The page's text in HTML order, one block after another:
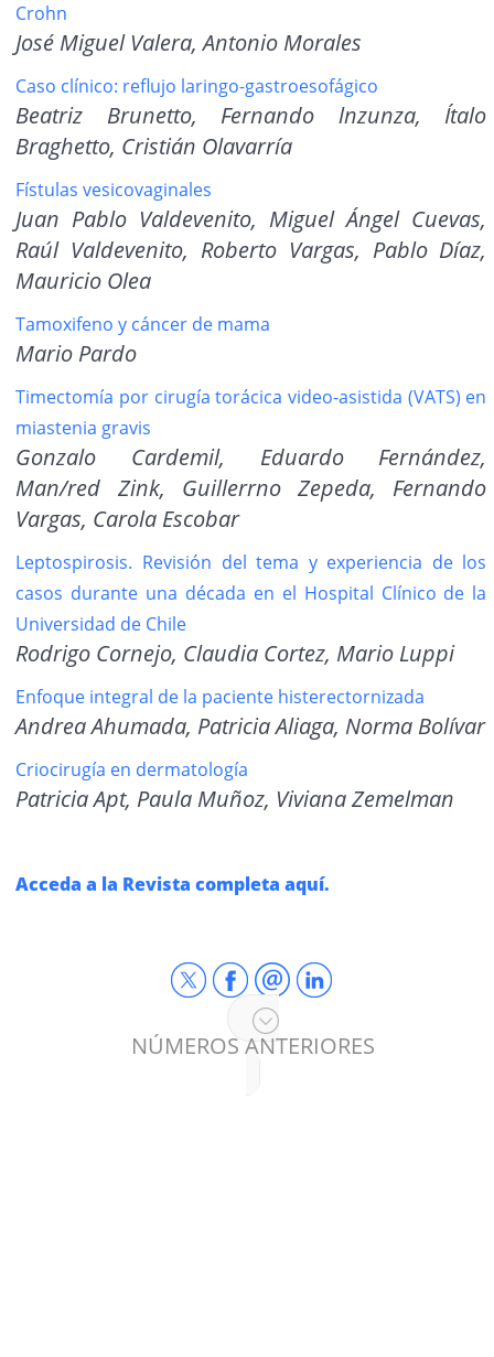
Crohn
José Miguel Valera, Antonio Morales
Caso clínico: reflujo laringo-gastroesofágico
Beatriz Brunetto, Fernando lnzunza, Ítalo
Braghetto, Cristián Olavarría
Fístulas vesicovaginales
Juan Pablo Valdevenito, Miguel Ángel Cuevas,
Raúl Valdevenito, Roberto Vargas, Pablo Díaz,
Mauricio Olea
Tamoxifeno y cáncer de mama
Mario Pardo
Timectomía por cirugía torácica video-asistida (VATS) en
miastenia gravis
Gonzalo Cardemil, Eduardo Fernández,
Man/red Zink, Guillerrno Zepeda, Fernando
Vargas, Carola Escobar
Leptospirosis. Revisión del tema y experiencia de los
casos durante una década en el Hospital Clínico de la
Universidad de Chile
Rodrigo Cornejo, Claudia Cortez, Mario Luppi
Enfoque integral de la paciente histerectornizada
Andrea Ahumada, Patricia Aliaga, Norma Bolívar
Criocirugía en dermatología
Patricia Apt, Paula Muñoz, Viviana Zemelman
Acceda a la Revista completa aquí.
NÚMEROS ANTERIORES